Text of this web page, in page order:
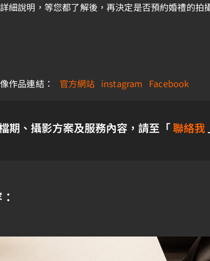
細說明，等您都了解後，再決定是否預約婚禮的拍
作品連結： 官方網站 instagram Facebook
期、攝影方案及服務內容，請至「聯絡我